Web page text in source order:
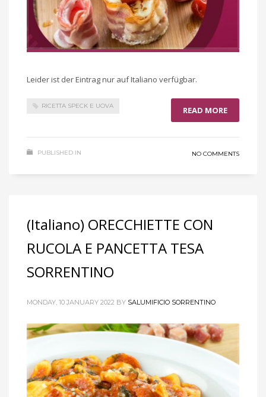
Leider ist der Eintrag nur auf Italiano verfügbar.
RICETTA SPECK E UOVA READ MORE
PUBLISHED IN NO COMMENTS
(Italiano) ORECCHIETTE CON
RUCOLA E PANCETTA TESA
SORRENTINO
MONDAY, 10 JANUARY 2022 BY SALUMIFICIO SORRENTINO